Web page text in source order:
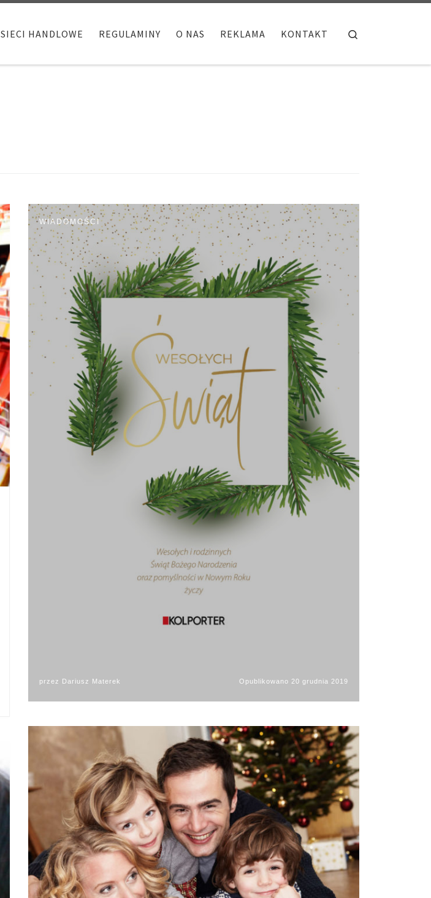
SIECI HANDLOWE REGULAMINY O NAS REKLAMA KONTAKT
WIADOMOŚCI
przez Dariusz Materek Opublikowano 20 grudnia 2019